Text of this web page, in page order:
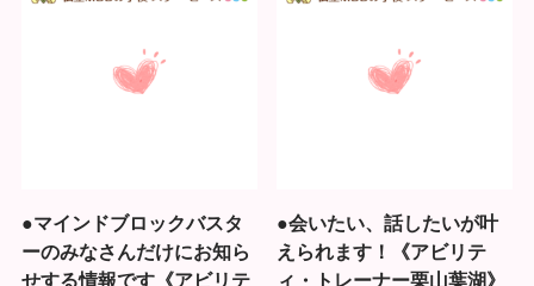
●マインドブロックバスタ
ーのみなさんだけにお知ら
せする情報です《アビリテ
●会いたい、話したいが叶
えられます！《アビリテ
ィ・トレーナー栗山葉湖》